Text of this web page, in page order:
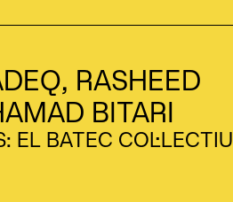
RASHEED
BITARI
EL BATEC COL·LECTIU